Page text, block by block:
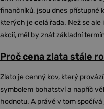
finančníků, jsou dnes přístupné
kterých je celá řada. Než se
akcií, měl by znát základní
Proč cena zlata stále
Zlato je cenný kov, který
symbolem bohatství a napříč
hodnotu. A právě v tom